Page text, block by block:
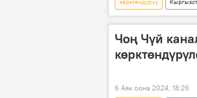
көрктөндүрүү
Чоң Чүй
6 Аяк оона 2024, 18:26